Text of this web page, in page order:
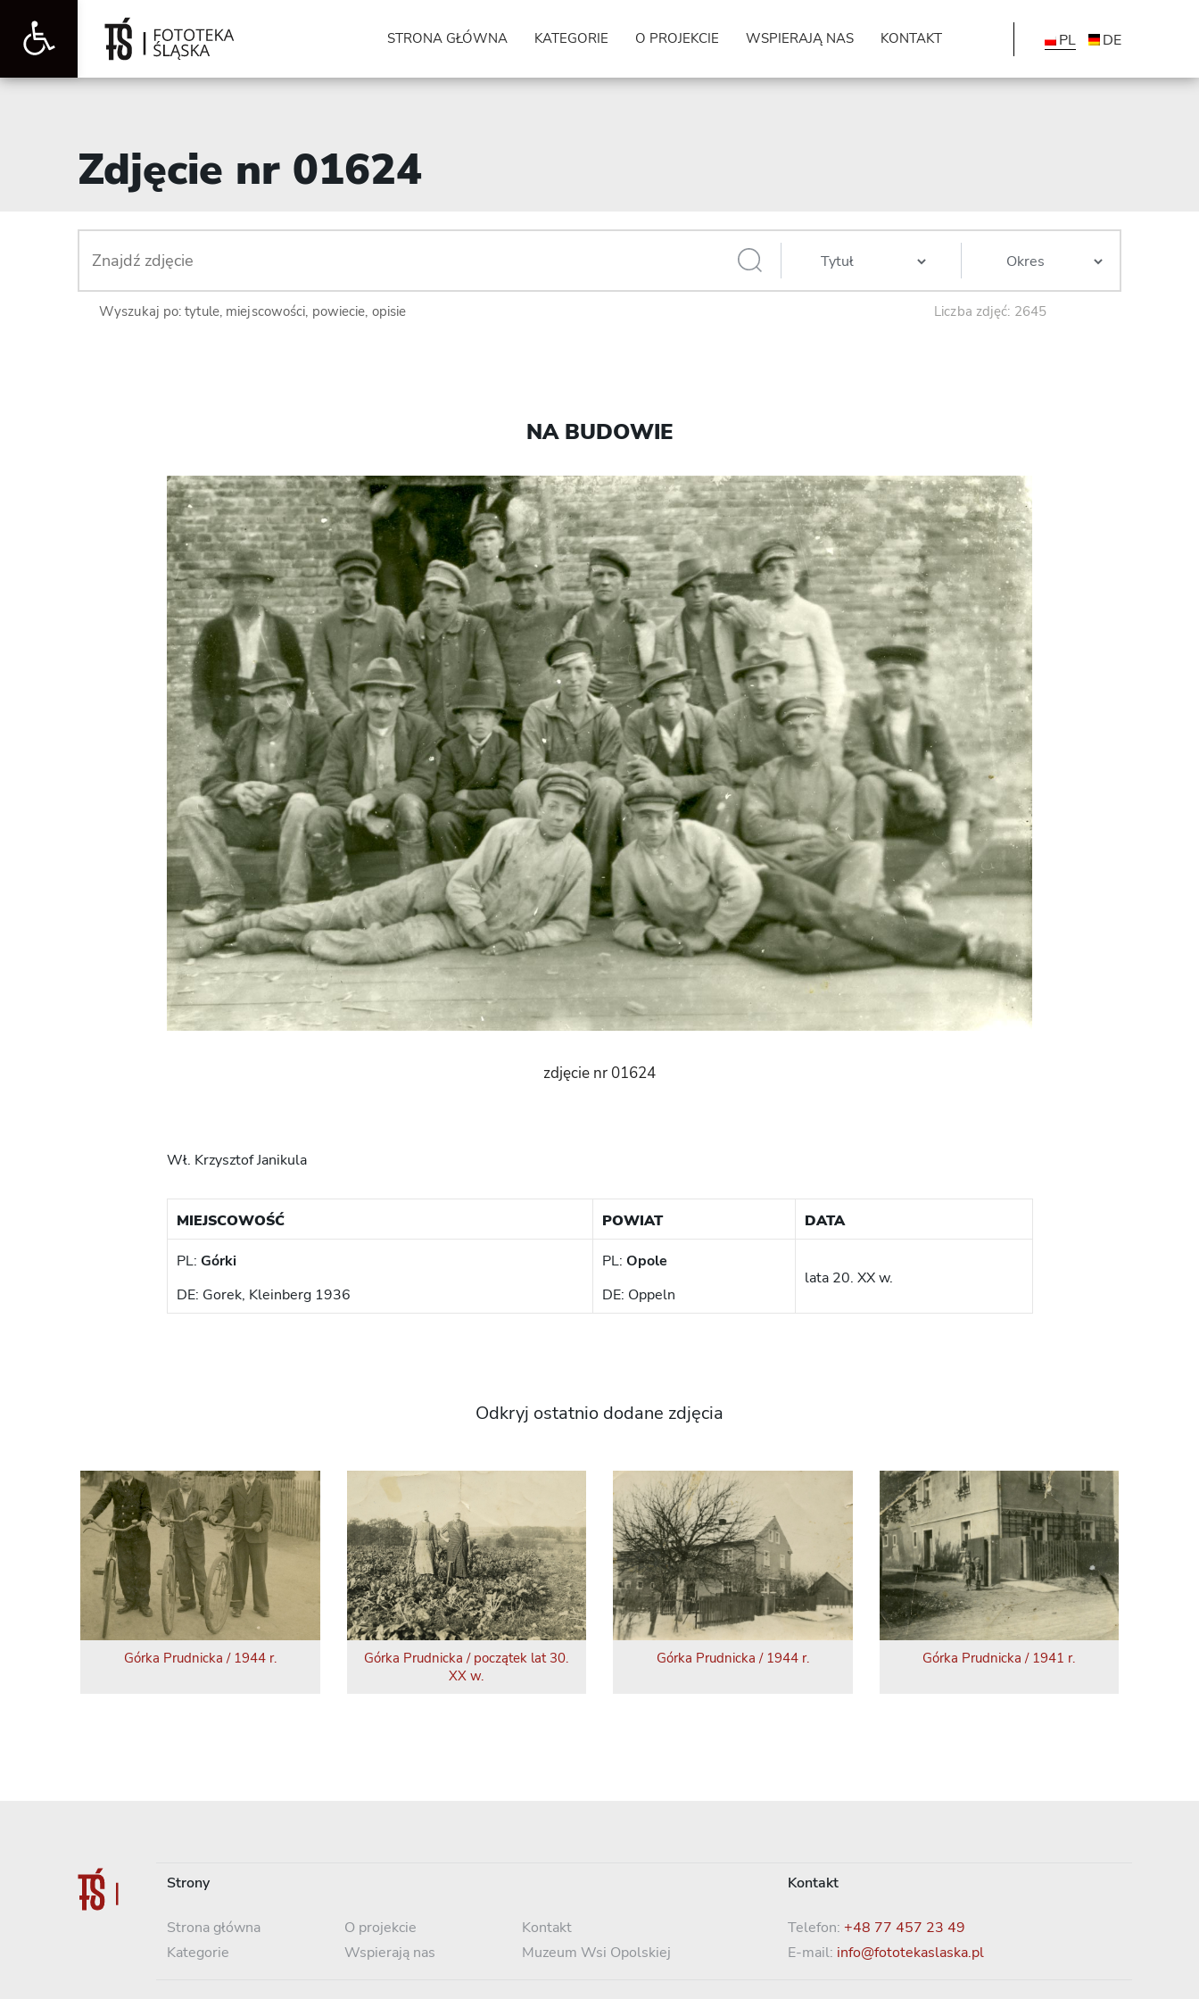
Otwórz
narzędzi
STRONA GŁÓWNA KATEGORIE O PROJEKCIE WSPIERAJĄ NAS KONTAKT PL DE
Zdjęcie nr 01624
Wyszukaj po: tytule, miejscowości, powiecie, opisie Liczba zdjęć: 2645
NA BUDOWIE
zdjęcie nr 01624
Wł. Krzysztof Janikula
MIEJSCOWOŚĆ POWIAT DATA
PL: Górki
DE: Gorek, Kleinberg 1936
PL: Opole
DE: Oppeln
lata 20. XX w.
Odkryj ostatnio dodane zdjęcia
Górka Prudnicka / 1944 r.
Górka Prudnicka / początek lat 30.
XX w.
Górka Prudnicka / 1944 r. Górka Prudnicka / 1941 r.
Strony
Strona główna
Kategorie
O projekcie
Wspierają nas
Kontakt
Muzeum Wsi Opolskiej
Kontakt
Telefon: +48 77 457 23 49
E-mail: info@fototekaslaska.pl